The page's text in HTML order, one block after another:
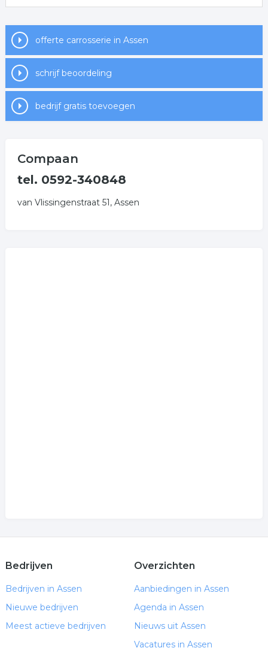
offerte carrosserie in Assen
schrijf beoordeling
bedrijf gratis toevoegen
Compaan
tel. 0592-340848
van Vlissingenstraat 51, Assen
Bedrijven
Bedrijven in Assen
Nieuwe bedrijven
Meest actieve bedrijven
Overzichten
Aanbiedingen in Assen
Agenda in Assen
Nieuws uit Assen
Vacatures in Assen